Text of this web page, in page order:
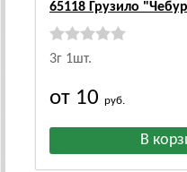
65118 Грузило
3г 1шт.
от 10 руб.